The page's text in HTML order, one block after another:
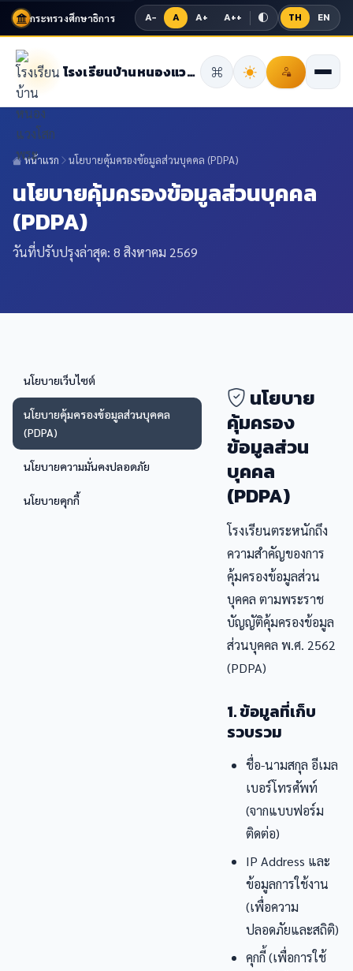
กระทรวงศึกษาธิการ A− A A+ A++ TH EN
โรงเรียนบ้านหนองแวงโสกพระ
หน้าแรก นโยบายคุ้มครองข้อมูลส่วนบุคคล (PDPA)
นโยบายคุ้มครองข้อมูลส่วนบุคคล
(PDPA)
วันที่ปรับปรุงล่าสุด: 8 สิงหาคม 2569
นโยบายเว็บไซต์
นโยบายคุ้มครองข้อมูลส่วนบุคคล
(PDPA)
นโยบายความมั่นคงปลอดภัย
นโยบายคุกกี้
นโยบาย
คุ้มครอง
ข้อมูลส่วน
บุคคล
(PDPA)
โรงเรียนตระหนักถึง
ความสำคัญของการ
คุ้มครองข้อมูลส่วน
บุคคล ตามพระราช
บัญญัติคุ้มครองข้อมูล
ส่วนบุคคล พ.ศ. 2562
(PDPA)
1. ข้อมูลที่เก็บ
รวบรวม
ชื่อ-นามสกุล อีเมล
เบอร์โทรศัพท์
(จากแบบฟอร์ม
ติดต่อ)
IP Address และ
ข้อมูลการใช้งาน
(เพื่อความ
ปลอดภัยและสถิติ)
คุกกี้ (เพื่อการใช้